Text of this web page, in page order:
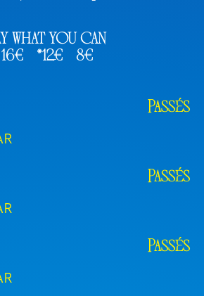
Passés
Passés
Passés
what you can
16€
*12€ 8€